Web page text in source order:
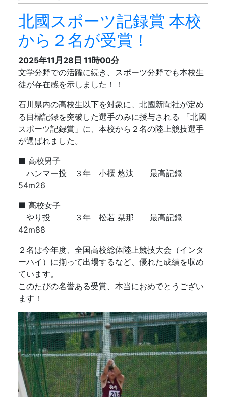
北國スポーツ記録賞 本校
から２名が受賞！
2025年11月28日 11時00分
文学分野での活躍に続き、スポーツ分野でも本校生
徒が存在感を示しました！！
石川県内の高校生以下を対象に、北國新聞社が定め
る目標記録を突破した選手のみに授与される 「北國
スポーツ記録賞」に、本校から２名の陸上競技選手
が選ばれました。
■ 高校男子
ハンマー投 ３年 小櫃 悠汰 最高記録
54m26
■ 高校女子
やり投 ３年 松若 栞那 最高記録
42m88
２名は今年度、全国高校総体陸上競技大会（インタ
ーハイ）に揃って出場するなど、優れた成績を収め
ています。
このたびの名誉ある受賞、本当におめでとうござい
ます！